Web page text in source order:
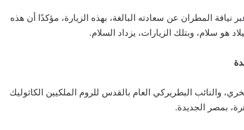
نيافة المطران عن سعادته البالغة، بهذه الزيارة، مؤكدًا أن هذه
هو سلام، وبتلك الزيارات، يزداد السلام.
البطريركي العام بالقدس للروم الملكيين الكاثوليك
بمصر الجديدة.